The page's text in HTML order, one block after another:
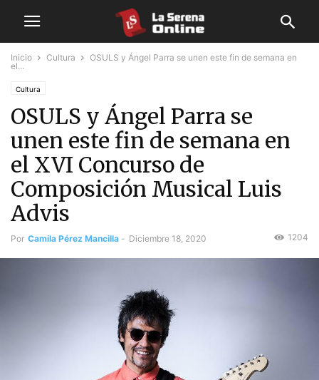
Inicio Cultura
OSULS y Ángel Parra se unen este fin de semana en
el...
Cultura
OSULS y Ángel Parra se
unen este fin de semana en
el XVI Concurso de
Composición Musical Luis
Advis
Por Camila Pérez Mancilla - Diciembre 18, 2020 1204